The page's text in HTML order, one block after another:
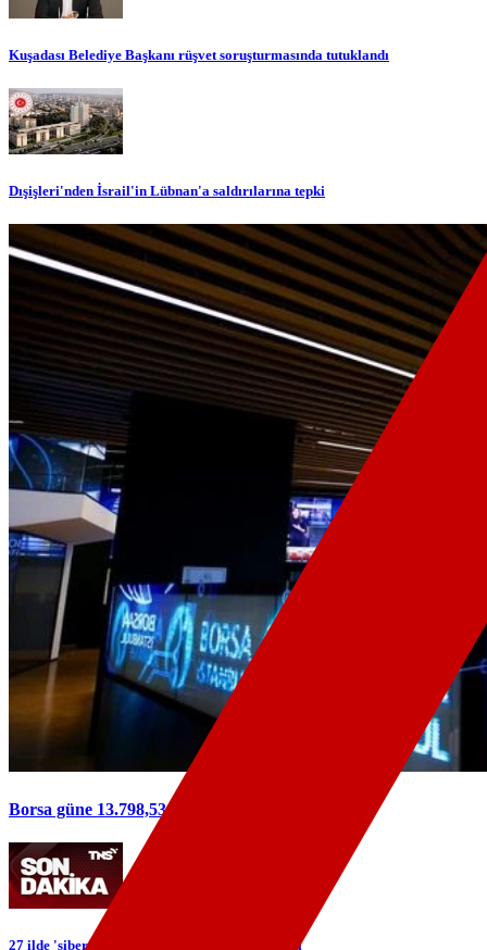
Kuşadası Belediye Başkanı rüşvet soruşturmasında tutuklandı
Dışişleri'nden İsrail'in Lübnan'a saldırılarına tepki
Borsa güne 13.798,53 puandan başladı
27 ilde 'siber' operasyonu: 89 şüpheli yakalandı